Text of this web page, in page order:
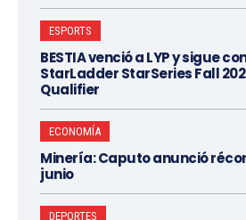
ESPORTS
BESTIA venció a LYP y sigue
StarLadder StarSeries Fall
Qualifier
ECONOMÍA
Minería: Caputo anunció
junio
DEPORTES